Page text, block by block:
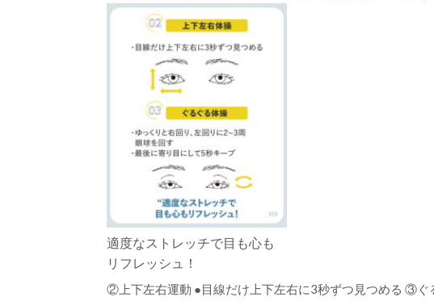
適度なストレッチで目も心も
リフレッシュ！
②上下左右運動 ●目線だけ上下左右に3秒ずつ見つめる ③ぐ